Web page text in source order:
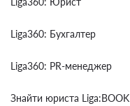
Liga360: Бухгалтер
Liga360: PR-менеджер
Знайти юриста Liga:BOOK